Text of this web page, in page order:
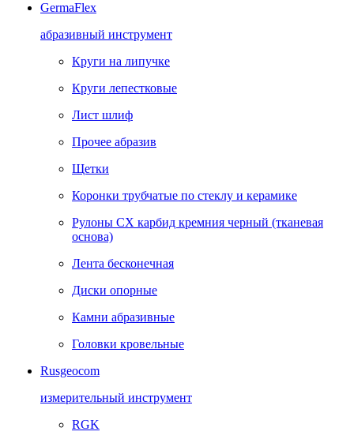
GermaFlex
абразивный инструмент
Круги на липучке
Круги лепестковые
Лист шлиф
Прочее абразив
Щетки
Коронки трубчатые по стеклу и керамике
Рулоны CX карбид кремния черный (тканевая
основа)
Лента бесконечная
Диски опорные
Камни абразивные
Головки кровельные
Rusgeocom
измерительный инструмент
RGK